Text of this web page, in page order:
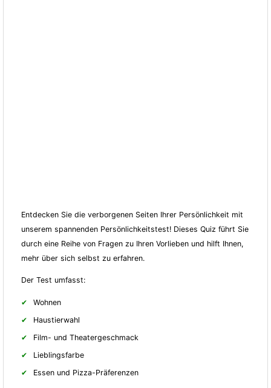
Entdecken Sie die verborgenen Seiten Ihrer Persönlichkeit mit
unserem spannenden Persönlichkeitstest! Dieses Quiz führt Sie
durch eine Reihe von Fragen zu Ihren Vorlieben und hilft Ihnen,
mehr über sich selbst zu erfahren.
Der Test umfasst:
Wohnen
Haustierwahl
Film- und Theatergeschmack
Lieblingsfarbe
Essen und Pizza-Präferenzen